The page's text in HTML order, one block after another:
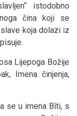
istodobno
čina koji se
koja dolazi iz
Lijepoga Božije
Imena činjenja,
se u imena Bîti, s